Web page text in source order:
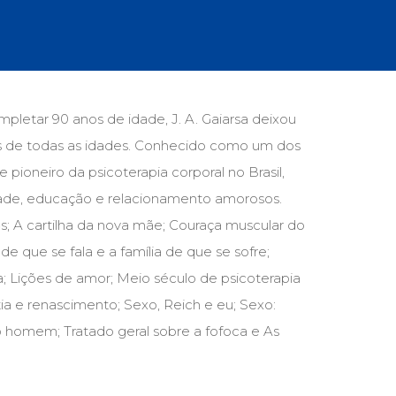
(278)
de referência (48)
Psicoterapia (799)
(8)
africanos (30)
(1)
90 anos de idade, J. A. Gaiarsa deixou
todas as idades. Conhecido como um dos
pioneiro da psicoterapia corporal no Brasil,
educação e relacionamento amorosos.
A cartilha da nova mãe; Couraça muscular do
que se fala e a família de que se sofre;
Lições de amor; Meio século de psicoterapia
e renascimento; Sexo, Reich e eu; Sexo:
Tratado geral sobre a fofoca e As